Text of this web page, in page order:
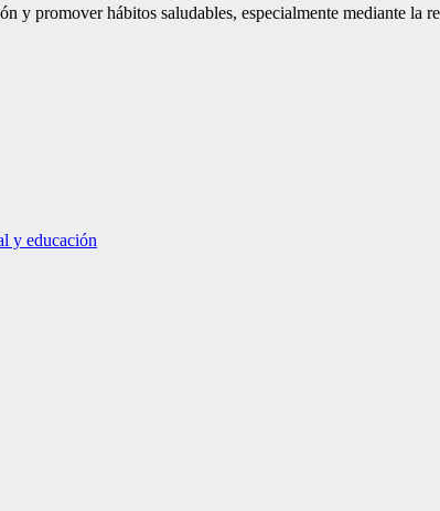
y promover hábitos saludables, especialmente mediante la
y educación